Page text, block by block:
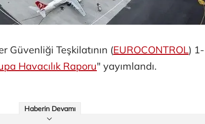
Güvenliği Teşkilatının (EUROCONTROL) 1-
Havacılık Raporu" yayımlandı.
Haberin Devamı